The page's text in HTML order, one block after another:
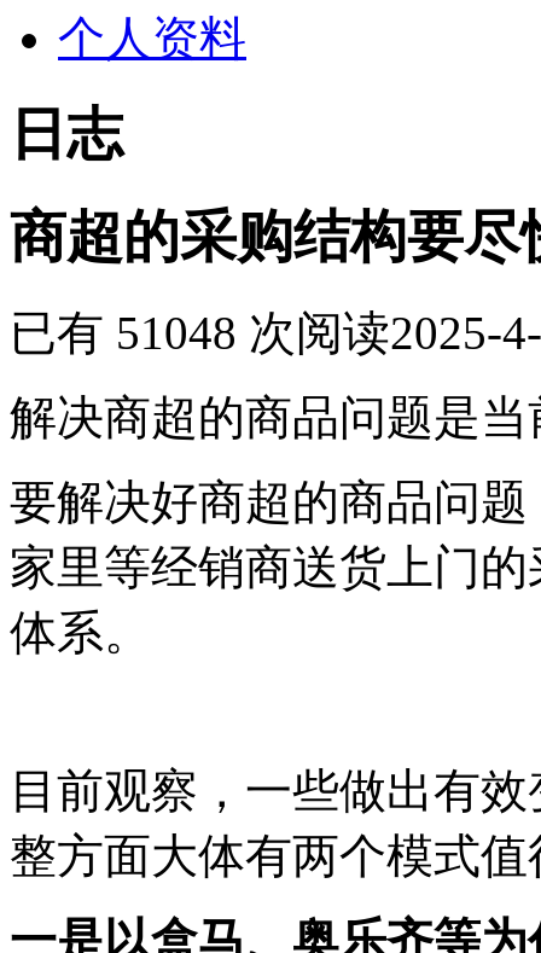
个人资料
日志
商超的采购结构要尽
已有 51048 次阅读2025-
解决商超的商品问题是
要解决好商超的商品问
家里等经销商送货上门
体系。
目前观察，一些做出有
整方面大体有两个模式
一是以盒马、奥乐齐等